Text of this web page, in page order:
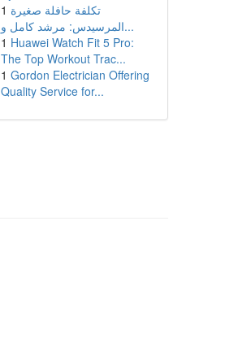
1 تكلفة حافلة صغيرة
المرسيدس: مرشد كامل و...
1 Huawei Watch Fit 5 Pro:
The Top Workout Trac...
1 Gordon Electrician Offering
Quality Service for...